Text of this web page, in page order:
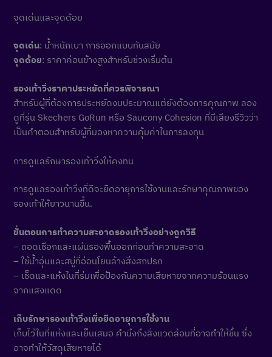
จุดเด่นและจุดด้อย
จุดเด่น: น้ำหนักเบา การออกแบบทันสมัย
จุดด้อย: ราคาค่อนข้างสูงสำหรับช่วงเริ่มต้น
รองเท้าวิ่งราคาประหยัดที่ควรพิจารณา
สำหรับผู้ที่ต้องการประหยัดงบประมาณแต่ยังต้องการคุณภาพ ลอง
ดูที่รุ่น Skechers GoRun หรือ Saucony Cohesion ที่มีเสียงรีวิวว่า
เป็นคำตอบสำหรับผู้ที่มองหาความคุ้มค่าในการลงทุน
การดูแลรักษารองเท้าวิ่งให้คงทน
การดูแลรองเท้าวิ่งที่ดีจะยืดอายุการใช้งานและรักษาคุณภาพของ
รองเท้าให้ยาวนานขึ้น.
ขั้นตอนการทำความสะอาดรองเท้าวิ่งอย่างถูกวิธี
– ถอดเชือกและแผ่นรองพื้นออกก่อนทำความสะอาด
– ใช้น้ำอุ่นและสบู่ที่อ่อนโยนล้างสิ่งสกปรก
– เช็ดและแห้งในที่ร่มเพื่อป้องกันความเสียหายจากความร้อนแรง
จากแสงแดด
เก็บรักษารองเท้าวิ่งเพื่อยืดอายุการใช้งาน
เก็บไว้ในที่แห้งและเย็นเสมอ คำนึงถึงสิ่งแวดล้อมที่อาจทำให้ชื้น ซึ่ง
อาจทำให้วัสดุเสียหายได้